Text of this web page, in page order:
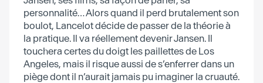
personnalité… Alors quand il perd brutalement son
boulot, Lancelot décide de passer de la théorie à
la pratique. Il va réellement devenir Jansen. Il
touchera certes du doigt les paillettes de Los
Angeles, mais il risque aussi de s’enferrer dans un
piège dont il n’aurait jamais pu imaginer la cruauté.